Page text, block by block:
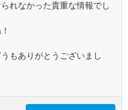
れなかった貴重な情報でし
もありがとうございまし